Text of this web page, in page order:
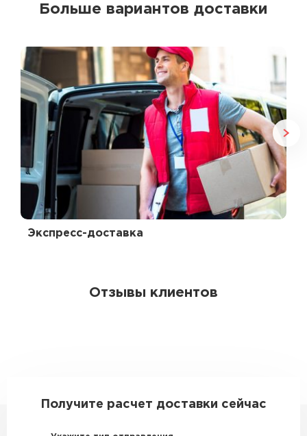
Больше вариантов доставки
Экспресс-доставка
Отзывы клиентов
Получите расчет доставки сейчас